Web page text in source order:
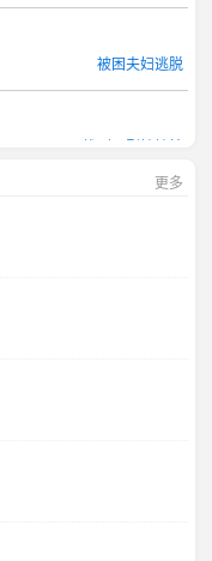
被困夫妇逃脱
找到巨型棒棒糖
更多